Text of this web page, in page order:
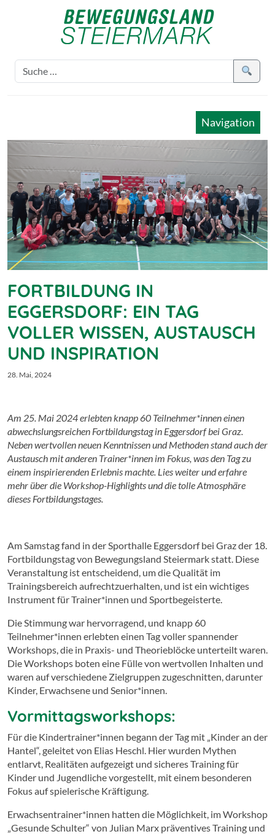
Navigation
FORTBILDUNG IN
EGGERSDORF: EIN TAG
VOLLER WISSEN, AUSTAUSCH
UND INSPIRATION
28. Mai, 2024
Am 25. Mai 2024 erlebten knapp 60 Teilnehmer*innen einen
abwechslungsreichen Fortbildungstag in Eggersdorf bei Graz.
Neben wertvollen neuen Kenntnissen und Methoden stand auch der
Austausch mit anderen Trainer*innen im Fokus, was den Tag zu
einem inspirierenden Erlebnis machte. Lies weiter und erfahre
mehr über die Workshop-Highlights und die tolle Atmosphäre
dieses Fortbildungstages.
Am Samstag fand in der Sporthalle Eggersdorf bei Graz der 18.
Fortbildungstag von Bewegungsland Steiermark statt. Diese
Veranstaltung ist entscheidend, um die Qualität im
Trainingsbereich aufrechtzuerhalten, und ist ein wichtiges
Instrument für Trainer*innen und Sportbegeisterte.
Die Stimmung war hervorragend, und knapp 60
Teilnehmer*innen erlebten einen Tag voller spannender
Workshops, die in Praxis- und Theorieblöcke unterteilt waren.
Die Workshops boten eine Fülle von wertvollen Inhalten und
waren auf verschiedene Zielgruppen zugeschnitten, darunter
Kinder, Erwachsene und Senior*innen.
Vormittagsworkshops:
Für die Kindertrainer*innen begann der Tag mit „Kinder an der
Hantel“, geleitet von Elias Heschl. Hier wurden Mythen
entlarvt, Realitäten aufgezeigt und sicheres Training für
Kinder und Jugendliche vorgestellt, mit einem besonderen
Fokus auf spielerische Kräftigung.
Erwachsentrainer*innen hatten die Möglichkeit, im Workshop
„Gesunde Schulter“ von Julian Marx präventives Training und